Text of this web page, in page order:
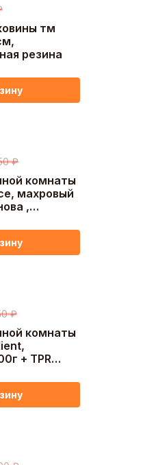
тм
резина
комнаты
махровый
,
₽
комнаты
+ TPR
₽